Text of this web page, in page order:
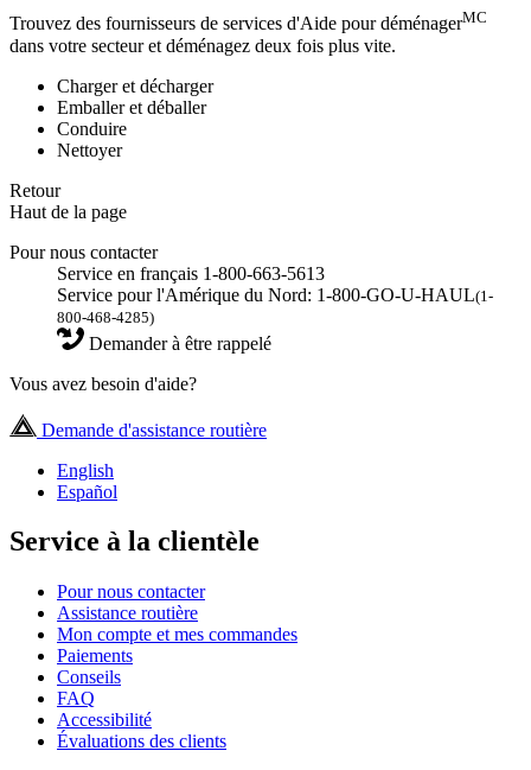
Trouvez des fournisseurs de services d'Aide pour déménagerMC
dans votre secteur et déménagez deux fois plus vite.
Charger et décharger
Emballer et déballer
Conduire
Nettoyer
Retour
Haut de la page
Pour nous contacter
Service en français 1-800-663-5613
Service pour l'Amérique du Nord: 1-800-GO-U-HAUL(1-
800-468-4285)
Demander à être rappelé
Vous avez besoin d'aide?
Demande d'assistance routière
English
Español
Service à la clientèle
Pour nous contacter
Assistance routière
Mon compte et mes commandes
Paiements
Conseils
FAQ
Accessibilité
Évaluations des clients